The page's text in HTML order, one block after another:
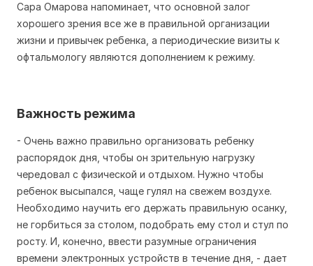
Сара Омарова напоминает, что основной залог
хорошего зрения все же в правильной организации
жизни и привычек ребенка, а периодические визиты к
офтальмологу являются дополнением к режиму.
Важность режима
- Очень важно правильно организовать ребенку
распорядок дня, чтобы он зрительную нагрузку
чередовал с физической и отдыхом. Нужно чтобы
ребенок высыпался, чаще гулял на свежем воздухе.
Необходимо научить его держать правильную осанку,
не горбиться за столом, подобрать ему стол и стул по
росту. И, конечно, ввести разумные ограничения
времени электронных устройств в течение дня, - дает